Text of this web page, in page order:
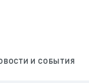
И СОБЫТИЯ